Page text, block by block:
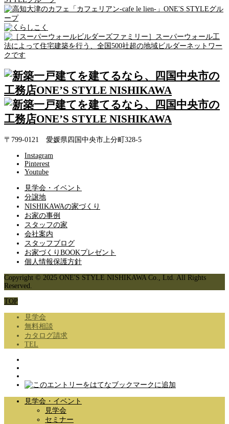
〒799-0121 愛媛県四国中央市上分町328-5
Instagram
Pinterest
Youtube
見学会・イベント
分譲地
NISHIKAWAの家づくり
お家の事例
スタッフの家
会社案内
スタッフブログ
お家づくりBOOKプレゼント
個人情報保護方針
Copyright © 2025 ONE'S STYLE NISHIKAWA Co., Ltd. All Rights
Reserved.
TOP
見学会
無料相談
カタログ請求
TEL
見学会・イベント
見学会
セミナー